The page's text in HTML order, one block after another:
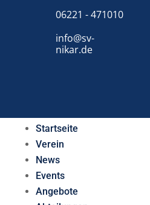
06221 - 471010
info@sv-
nikar.de
Startseite
Verein
News
Events
Angebote